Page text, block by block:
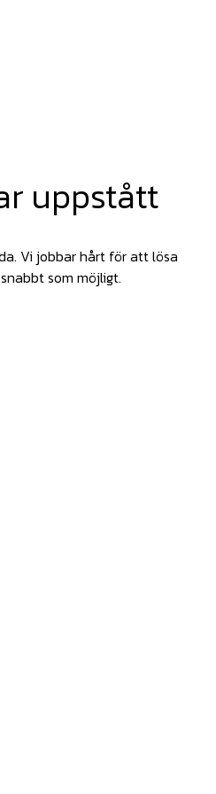
uppstått
Vi jobbar hårt för att lösa
som möjligt.